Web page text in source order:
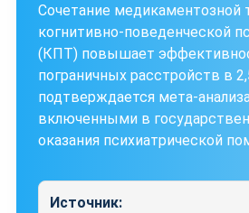
Сочетание медикаментозной
когнитивно-поведенческой
(КПТ) повышает
пограничных расстройств в
подтверждается мета-
включенными в
оказания психиатрической
Источник: